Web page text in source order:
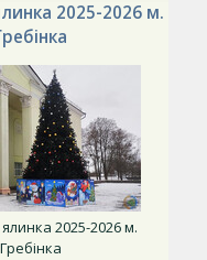
2025-2026 м.
2025-2026 м.
Гребінка